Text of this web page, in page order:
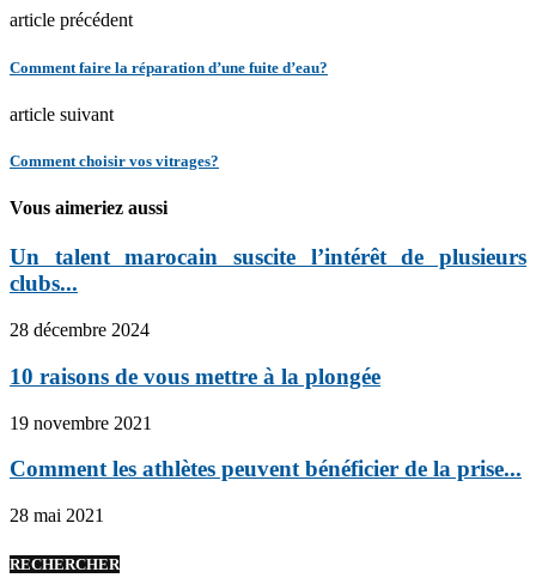
article précédent
Comment faire la réparation d’une fuite d’eau?
article suivant
Comment choisir vos vitrages?
Vous aimeriez aussi
Un talent marocain suscite l’intérêt de plusieurs
clubs...
28 décembre 2024
10 raisons de vous mettre à la plongée
19 novembre 2021
Comment les athlètes peuvent bénéficier de la prise...
28 mai 2021
RECHERCHER